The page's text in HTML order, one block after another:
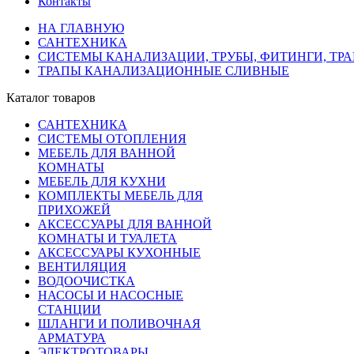
НА ГЛАВНУЮ
САНТЕХНИКА
СИСТЕМЫ КАНАЛИЗАЦИИ, ТРУБЫ, ФИТИНГИ,
ТРАПЫ КАНАЛИЗАЦИОННЫЕ СЛИВНЫЕ
Каталог товаров
САНТЕХНИКА
СИСТЕМЫ ОТОПЛЕНИЯ
МЕБЕЛЬ ДЛЯ ВАННОЙ
КОМНАТЫ
МЕБЕЛЬ ДЛЯ КУХНИ
КОМПЛЕКТЫ МЕБЕЛЬ ДЛЯ
ПРИХОЖЕЙ
АКСЕССУАРЫ ДЛЯ ВАННОЙ
КОМНАТЫ И ТУАЛЕТА
АКСЕССУАРЫ КУХОННЫЕ
ВЕНТИЛЯЦИЯ
ВОДООЧИСТКА
НАСОСЫ И НАСОСНЫЕ
СТАНЦИИ
ШЛАНГИ И ПОЛИВОЧНАЯ
АРМАТУРА